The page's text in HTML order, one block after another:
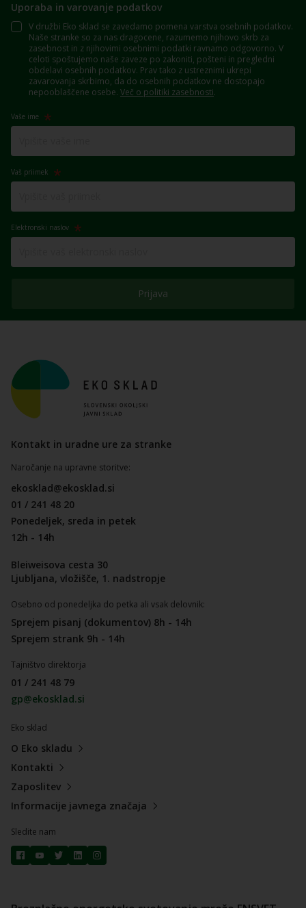
Uporaba in varovanje podatkov
V družbi Eko sklad se zavedamo pomena varstva osebnih podatkov.
Naše stranke so za nas dragocene, razumemo njihovo skrb za
zasebnost in z njihovimi osebnimi podatki ravnamo odgovorno. V
celoti spoštujemo naše zaveze po zakoniti, pošteni in pregledni
obdelavi osebnih podatkov. Prav tako z ustreznimi ukrepi
zavarovanja skrbimo, da do osebnih podatkov ne dostopajo
nepooblaščene osebe. Več o politiki zasebnosti.
Vaše ime
Vaš priimek
Elektronski naslov
Prijava
Kontakt in uradne ure za stranke
Naročanje na upravne storitve:
ekosklad@ekosklad.si
01 / 241 48 20
Ponedeljek, sreda in petek
12h - 14h
Bleiweisova cesta 30
Ljubljana, vložišče, 1. nadstropje
Osebno od ponedeljka do petka ali vsak delovnik:
Sprejem pisanj (dokumentov) 8h - 14h
Sprejem strank 9h - 14h
Tajništvo direktorja
01 / 241 48 79
gp@ekosklad.si
Eko sklad
O Eko skladu
Kontakti
Zaposlitev
Informacije javnega značaja
Sledite nam